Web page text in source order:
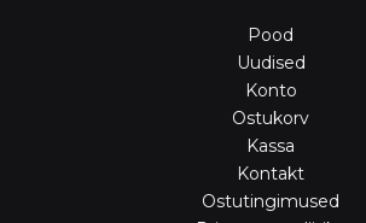
Pood
Uudised
Konto
Ostukorv
Kassa
Kontakt
Ostutingimused